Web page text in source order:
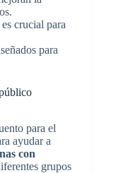
crucial para
para
para el
ayudar a
con
grupos